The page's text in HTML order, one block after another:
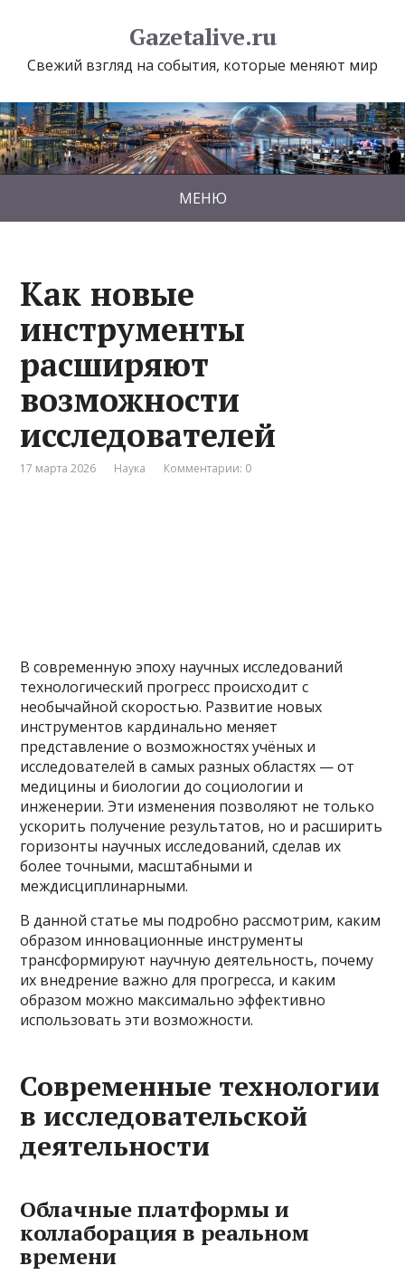
Gazetalive.ru
Свежий взгляд на события, которые меняют мир
МЕНЮ
Как новые
инструменты
расширяют
возможности
исследователей
17 марта 2026 Наука Комментарии: 0
В современную эпоху научных исследований
технологический прогресс происходит с
необычайной скоростью. Развитие новых
инструментов кардинально меняет
представление о возможностях учёных и
исследователей в самых разных областях — от
медицины и биологии до социологии и
инженерии. Эти изменения позволяют не только
ускорить получение результатов, но и расширить
горизонты научных исследований, сделав их
более точными, масштабными и
междисциплинарными.
В данной статье мы подробно рассмотрим, каким
образом инновационные инструменты
трансформируют научную деятельность, почему
их внедрение важно для прогресса, и каким
образом можно максимально эффективно
использовать эти возможности.
Современные технологии
в исследовательской
деятельности
Облачные платформы и
коллаборация в реальном
времени